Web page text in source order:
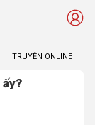
TRUYỆN ONLINE